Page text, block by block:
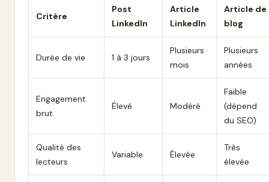
Critère
Post
LinkedIn
Article
LinkedIn
Article de
blog
Durée de vie 1 à 3 jours
Plusieurs
mois
Plusieurs
années
Engagement
brut
Élevé Modéré
Faible
(dépend
du SEO)
Qualité des
lecteurs
Variable Élevée
Très
élevée